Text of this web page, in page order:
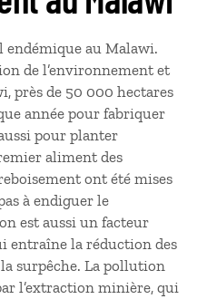
endémique au Malawi.
de l’environnement et
près de 50 000 hectares
année pour fabriquer
pour planter
aliment des
ont été mises
à endiguer le
est aussi un facteur
entraîne la réduction des
surpêche. La pollution
l’extraction minière, qui